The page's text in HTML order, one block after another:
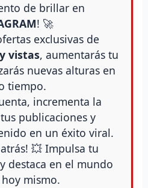
de brillar en
! 🚀
exclusivas de
vistas, aumentarás tu
nuevas alturas en
tiempo.
incrementa la
publicaciones y
en un éxito viral.
💥 Impulsa tu
destaca en el mundo
mismo.